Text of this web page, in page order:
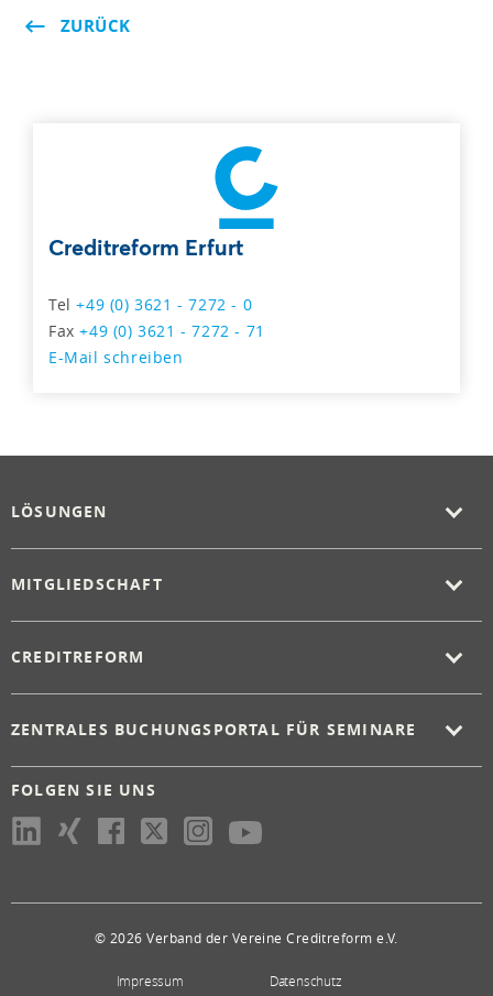
ZURÜCK
Creditreform Erfurt
Tel+49 (0) 3621 - 7272 - 0
Fax+49 (0) 3621 - 7272 - 71
E-Mail schreiben
LÖSUNGEN
MITGLIEDSCHAFT
CREDITREFORM
ZENTRALES BUCHUNGSPORTAL FÜR SEMINARE
FOLGEN SIE UNS
© 2026 Verband der Vereine Creditreform e.V.
Impressum Datenschutz